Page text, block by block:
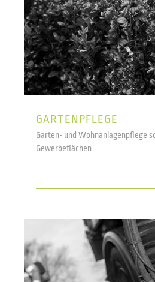
GARTENPFLEGE
Garten- und Wohnanlagenpflege
Gewerbeflächen